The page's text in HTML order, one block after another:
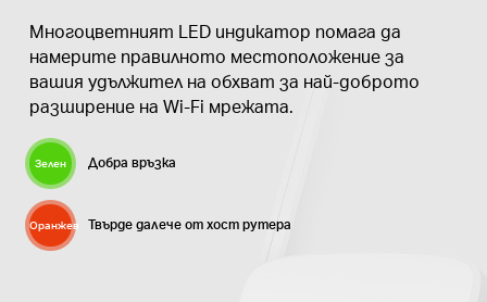
Многоцветният LED индикатор помага да
намерите правилното местоположение за
вашия удължител на обхват за най-доброто
разширение на Wi-Fi мрежата.
Зелен Добра връзка
Оранжев Твърде далече от хост рутера